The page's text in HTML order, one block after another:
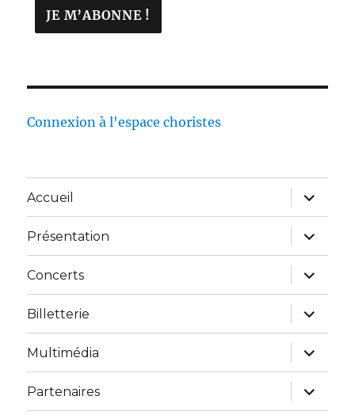
Connexion à l'espace choristes
Accueil
Présentation
Concerts
Billetterie
Multimédia
Partenaires